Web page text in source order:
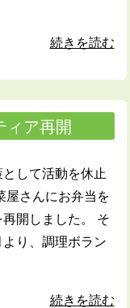
続きを読む
ィア再開
して活動を休止
屋さんにお弁当を
開しました。 そ
り、調理ボラン
続きを読む